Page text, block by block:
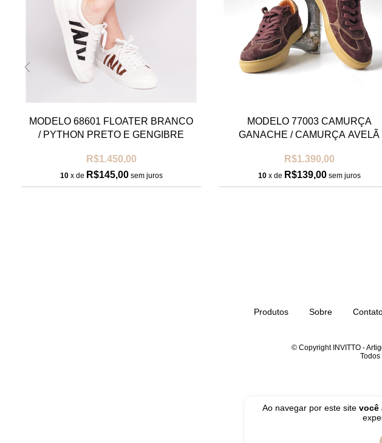
Ao navegar por este site você
MODELO 68601 FLOATER BRANCO
/ PYTHON PRETO E GENGIBRE
R$1.450,00
10 x de R$145,00 sem juros
MODELO 77003 CAMURÇA
GANACHE / CAMURÇA AVELÃ
R$1.390,00
10 x de R$139,00 sem juros
Produtos Sobre
© Copyright INVITTO -
Todos